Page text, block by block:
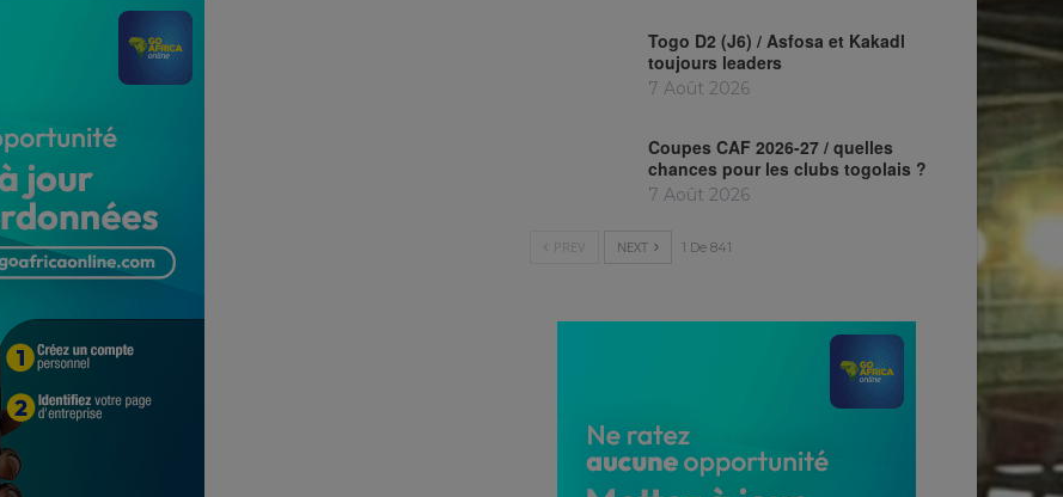
Togo D2 (J6) / Asfosa et Kakadl
toujours leaders
7 Août 2026
Coupes CAF 2026-27 / quelles
chances pour les clubs togolais ?
7 Août 2026
NEXT 1 De 841